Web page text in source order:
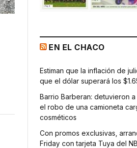
EN EL CHACO
Estiman que la inflación de
que el dólar superará los
Barrio Barberan: detuvieron
el robo de una camioneta
cosméticos
Con promos exclusivas,
Friday con tarjeta Tuya del